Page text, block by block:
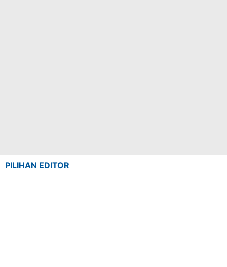
PILIHAN EDITOR